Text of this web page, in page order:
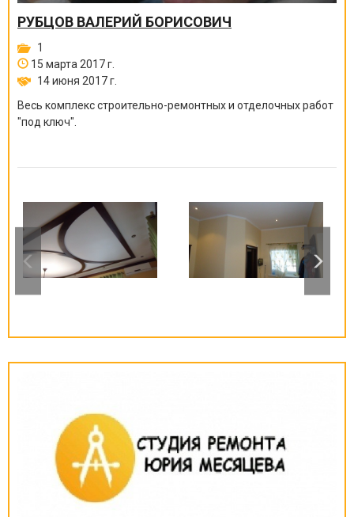
РУБЦОВ ВАЛЕРИЙ БОРИСОВИЧ
1
15 марта 2017 г.
14 июня 2017 г.
Весь комплекс строительно-ремонтных и отделочных работ
"под ключ".